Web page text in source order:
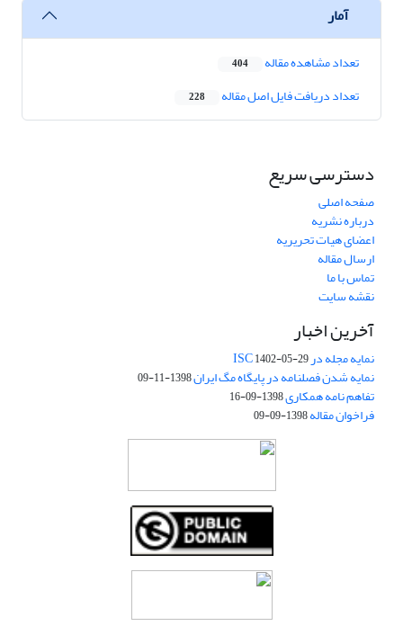
آمار
تعداد مشاهده مقاله 404
تعداد دریافت فایل اصل مقاله 228
دسترسی سریع
صفحه اصلی
درباره نشریه
اعضای هیات تحریریه
ارسال مقاله
تماس با ما
نقشه سایت
آخرین اخبار
نمایه مجله در ISC1402-05-29
نمایه شدن فصلنامه در پایگاه مگ ایران1398-11-09
تفاهم نامه همکاری1398-09-16
فراخوان مقاله1398-09-09